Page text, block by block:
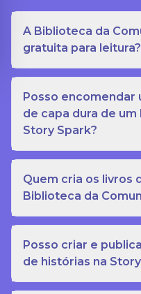
A Biblioteca da
gratuita para leitura?
Posso encomendar
de capa dura de
Story Spark?
Quem cria os livros
Biblioteca da
Posso criar e
de histórias na